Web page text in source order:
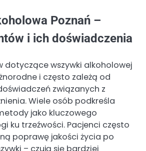
Poznań –
i ich doświadczenia
dotyczące wszywki alkoholowej
i często zależą od
związanych z
Wiele osób podkreśla
jako kluczowego
ku trzeźwości. Pacjenci często
poprawę jakości życia po